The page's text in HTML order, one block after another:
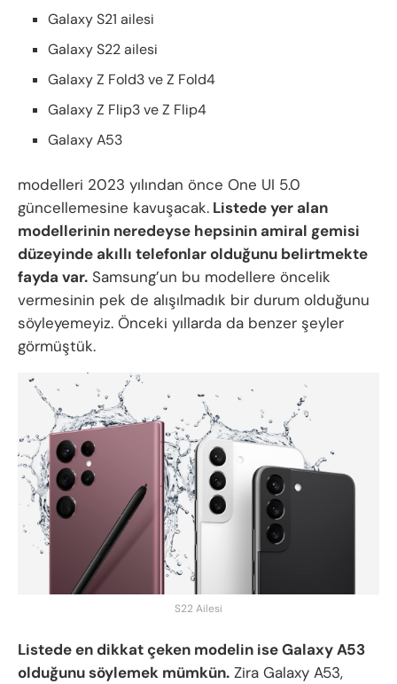
Galaxy S21 ailesi
Galaxy S22 ailesi
Galaxy Z Fold3 ve Z Fold4
Galaxy Z Flip3 ve Z Flip4
Galaxy A53
modelleri 2023 yılından önce One UI 5.0
güncellemesine kavuşacak. Listede yer alan
modellerinin neredeyse hepsinin amiral gemisi
düzeyinde akıllı telefonlar olduğunu belirtmekte
fayda var. Samsung’un bu modellere öncelik
vermesinin pek de alışılmadık bir durum olduğunu
söyleyemeyiz. Önceki yıllarda da benzer şeyler
görmüştük.
S22 Ailesi
Listede en dikkat çeken modelin ise Galaxy A53
olduğunu söylemek mümkün. Zira Galaxy A53,